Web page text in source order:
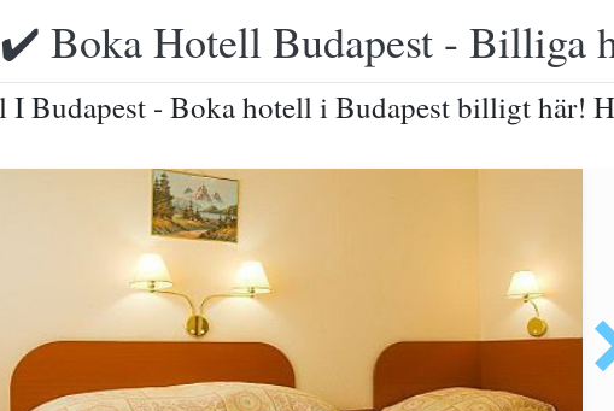
✔️ Boka Hotell Budapest - Billiga
I Budapest - Boka hotell i Budapest billigt här!